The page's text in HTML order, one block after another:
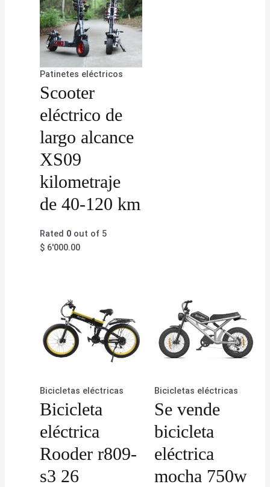
Patinetes eléctricos
Scooter
eléctrico de
largo alcance
XS09
kilometraje
de 40-120 km
Rated 0 out of 5
$ 6'000.00
Bicicletas eléctricas
Bicicleta
eléctrica
Rooder r809-
s3 26
Bicicletas eléctricas
Se vende
bicicleta
eléctrica
mocha 750w